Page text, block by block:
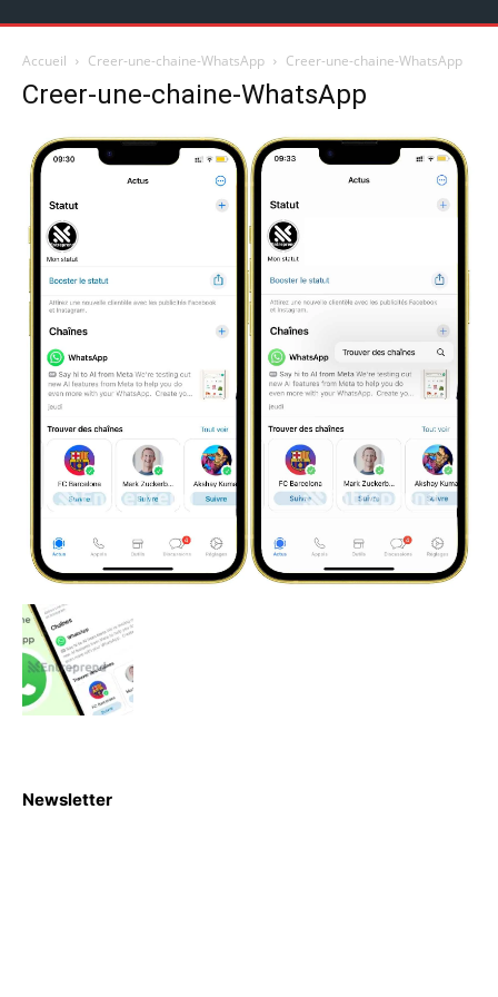
Accueil Creer-une-chaine-WhatsApp Creer-une-chaine-WhatsApp
Creer-une-chaine-WhatsApp
Newsletter